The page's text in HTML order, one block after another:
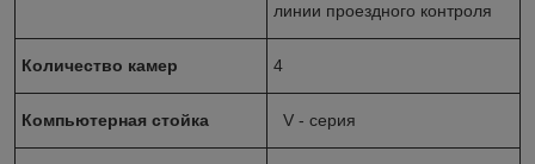
линии проездного контроля
Количество камер 4
Компьютерная стойка V - серия